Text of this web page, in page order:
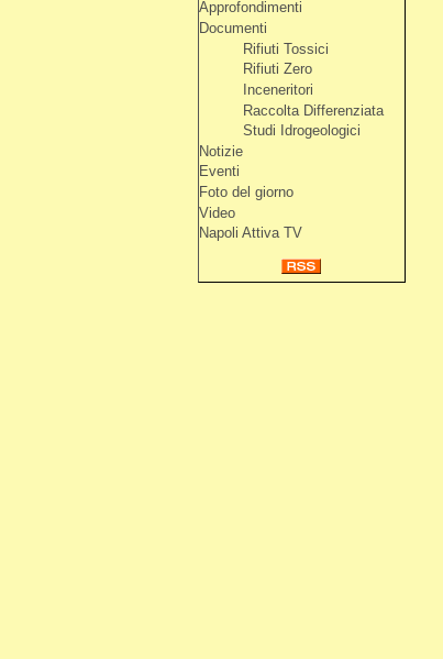
Approfondimenti
Documenti
Rifiuti Tossici
Rifiuti Zero
Inceneritori
Raccolta Differenziata
Studi Idrogeologici
Notizie
Eventi
Foto del giorno
Video
Napoli Attiva TV